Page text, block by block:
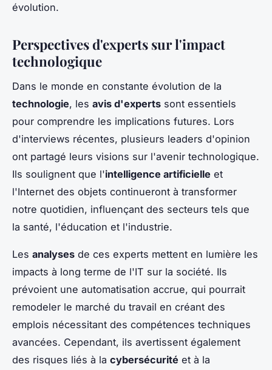
évolution.
Perspectives d'experts sur l'impact
technologique
Dans le monde en constante évolution de la
technologie, les avis d'experts sont essentiels
pour comprendre les implications futures. Lors
d'interviews récentes, plusieurs leaders d'opinion
ont partagé leurs visions sur l'avenir technologique.
Ils soulignent que l'intelligence artificielle et
l'Internet des objets continueront à transformer
notre quotidien, influençant des secteurs tels que
la santé, l'éducation et l'industrie.
Les analyses de ces experts mettent en lumière les
impacts à long terme de l'IT sur la société. Ils
prévoient une automatisation accrue, qui pourrait
remodeler le marché du travail en créant des
emplois nécessitant des compétences techniques
avancées. Cependant, ils avertissent également
des risques liés à la cybersécurité et à la